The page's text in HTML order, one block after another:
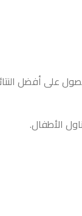
على أفضل
الأطفال.